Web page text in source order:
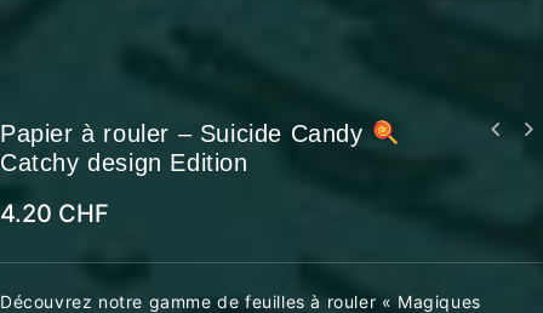
Papier à rouler – Suicide Candy
Catchy design Edition
4.20 CHF
Découvrez notre gamme de feuilles à rouler « Magiques